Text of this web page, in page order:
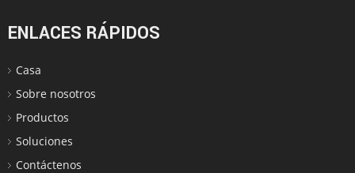
ENLACES RÁPIDOS
Casa
Sobre nosotros
Productos
Soluciones
Contáctenos